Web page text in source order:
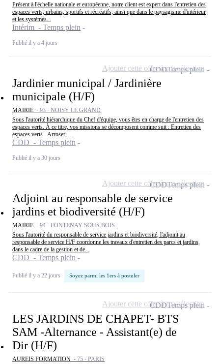
Présent à l'échelle nationale et européenne, notre client est expert dans l'entretien des
espaces verts, urbains, sportifs et récréatifs, ainsi que dans le paysagisme d'intérieur
et les systèmes...
Intérim - Temps plein
Publié il y a 4 jours
Jardinier municipal / Jardinière
municipale (H/F)
MAIRIE - 93 - NOISY LE GRAND
Sous l'autorité hiérarchique du Chef d'équipe, vous êtes en charge de l'entretien des
espaces verts. À ce titre, vos missions se décomposent comme suit : Entretien des
espaces verts - Arroser,...
CDD - Temps plein
Publié il y a 30 jours
CDDTemps plein
Ajouter cette offre à ma sélection
Adjoint au responsable de service
jardins et biodiversité (H/F)
MAIRIE - 94 - FONTENAY SOUS BOIS
Sous l'autorité du responsable de service jardins et biodiversité, l'adjoint au
responsable de service H/F coordonne les travaux d'entretien des parcs et jardins,
dans le cadre de la gestion et de...
CDD - Temps plein
Publié il y a 22 jours Soyez parmi les 1ers à postuler
CDDTemps plein
Ajouter cette offre à ma sélection
LES JARDINS DE CHAPET- BTS
SAM -Alternance - Assistant(e) de
Dir (H/F)
AUREIS FORMATION - 75 - PARIS
CDDTemps plein
Ajouter cette offre à ma sélection